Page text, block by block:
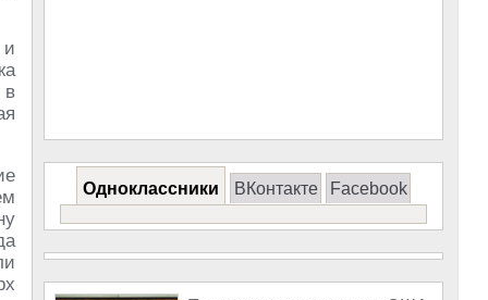
и
в
Одноклассники ВКонтакте Facebook